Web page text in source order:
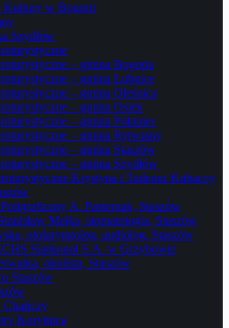
Kultury w Bogorii
Szydłów
– gmina Bogoria
– gmina Łubnice
– gmina Oleśnica
– gmina Osiek
– gmina Połaniec
– gmina Rytwiany
– gmina Staszów
– gmina Szydłów
Krystyna i Tadeusz Kubaccy
A. Pasternak, Staszów
Majka, stomatologia, Staszów
otolaryngolog, audiolog, Staszów
Siarkopol S.A. w Grzybowie
okulista, Staszów
Staszów
Chańczy
Korytnica